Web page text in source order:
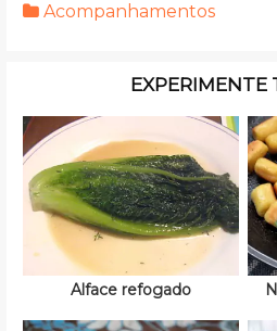
Acompanhamentos
EXPERIMENTE
Alface refogado